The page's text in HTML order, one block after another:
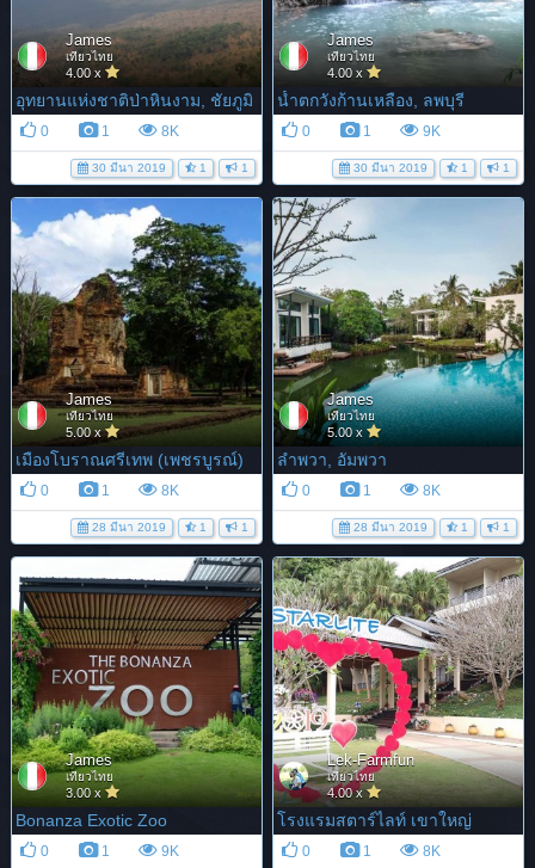
James
เที่ยวไทย
4.00 x
อุทยานแห่งชาติป่าหินงาม, ชัยภูมิ
0 1 8K
30 มีนา 2019 1 1
James
เที่ยวไทย
4.00 x
น้ำตกวังก้านเหลือง, ลพบุรี
0 1 9K
30 มีนา 2019 1 1
James
เที่ยวไทย
5.00 x
เมืองโบราณศรีเทพ (เพชรบูรณ์)
0 1 8K
28 มีนา 2019 1 1
James
เที่ยวไทย
5.00 x
ลำพวา, อัมพวา
0 1 8K
28 มีนา 2019 1 1
James
เที่ยวไทย
3.00 x
Bonanza Exotic Zoo
0 1 9K
Lek-Farmfun
เที่ยวไทย
4.00 x
โรงแรมสตาร์ไลท์ เขาใหญ่
0 1 8K